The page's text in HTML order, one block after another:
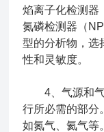
焰离子化检测器
氮磷检测器（
型的分析物，选
性和灵敏度。
4、气源和气
行所必需的部分
如氮气、氦气等